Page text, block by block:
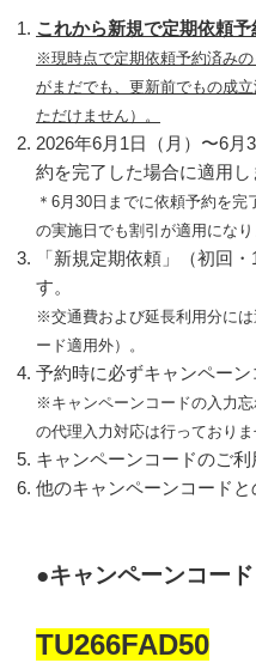
これから新規で定期依頼
※現時点で定期依頼予約済み
がまだでも、更新前でもの成
ただけません）。
2026年6月1日（月）〜6
約を完了した場合に適用し
＊6月30日までに依頼予約を
の実施日でも割引が適用になり
「新規定期依頼」（初回
す。
※交通費および延長利用分に
ード適用外）。
予約時に必ずキャンペーン
※ キャンペーンコードの入力
の代理入力対応は行っておりま
キャンペーンコードのご利
他のキャンペーンコードと
●キャンペーンコード
TU266FAD50